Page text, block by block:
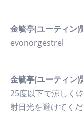
金毓亭(ユーティン
evonorgestrel
金毓亭(ユーティン
25度以下で涼しく
射日光を避けてくだ